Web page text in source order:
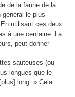
de la faune de la
le plus
utilisant ces deux
à une centaine. La
peut donner
sauteuses (ou
longues que le
long. » Cela